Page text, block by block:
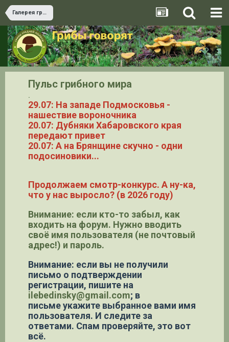
Галерея грибов
Пульс грибного мира
.
29.07: На западе Подмосковья -
нашествие вороночника
20.07: Дубняки Хабаровского края
передают привет
20.07: А на Брянщине скучно - одни
подосиновики...
Продолжаем смотр-конкурс. А ну-ка,
что у нас выросло? (в 2026 году)
Внимание: если кто-то забыл, как
входить на форум. Нужно вводить
своё имя пользователя (не почтовый
адрес!) и пароль.
Внимание: если вы не получили
письмо о подтверждении
регистрации, пишите на
ilebedinsky@gmail.com; в
письме укажите выбранное вами имя
пользователя. И следите за
ответами. Спам проверяйте, это вот
всё.